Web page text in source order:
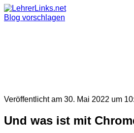
Skip
to
Blog vorschlagen
Veröffentlicht am 30. Mai 2022 um
Und was ist mit